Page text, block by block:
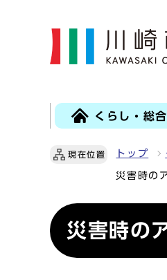
くらし・総合
現在位置 トップ
災害時の
災害時の